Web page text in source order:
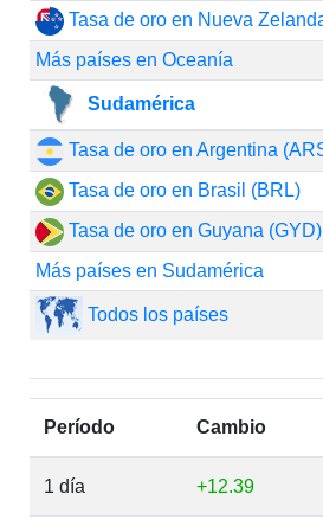
Tasa de oro en Nueva
Más países en Oceanía
Sudamérica
Tasa de oro en Argentina
Tasa de oro en Brasil (BRL)
Tasa de oro en Guyana (GYD)
Más países en Sudamérica
Todos los países
Período Cambio
1 día +12.39